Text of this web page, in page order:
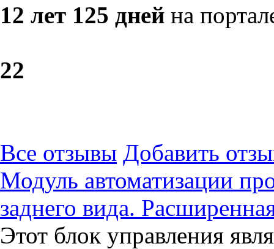
12 лет 125 дней на
22
Все отзывы Добавить
Модуль автоматизации
заднего вида.
​Этот блок управления